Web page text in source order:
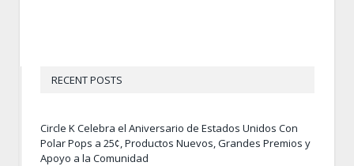
RECENT POSTS
Circle K Celebra el Aniversario de Estados Unidos Con
Polar Pops a 25¢, Productos Nuevos, Grandes Premios y
Apoyo a la Comunidad